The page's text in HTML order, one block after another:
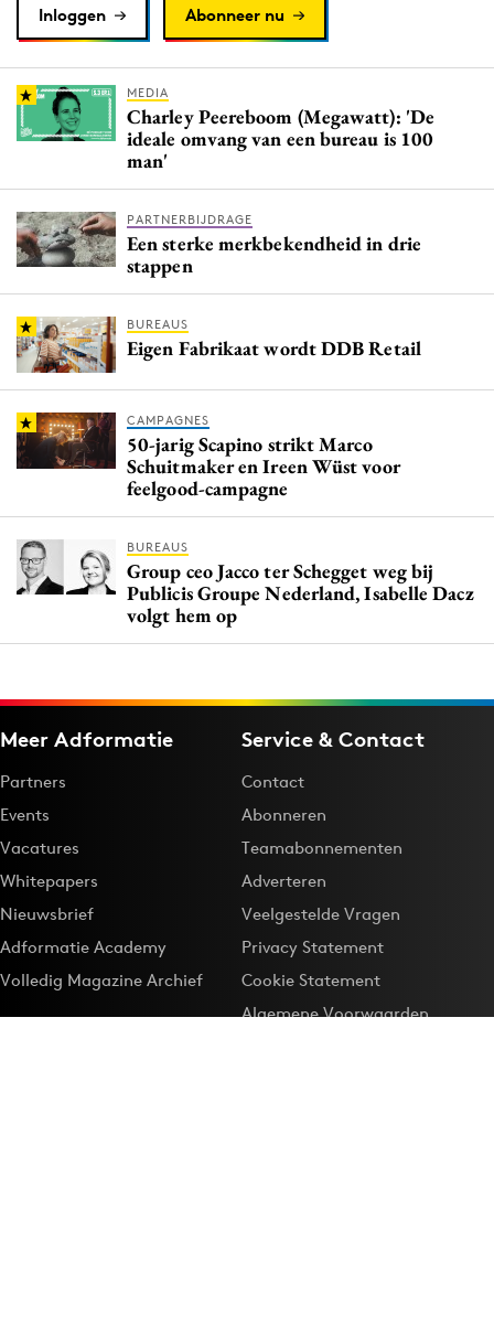
Purpose Marketing
Reputatie & crisis
Inloggen Abonneer nu
MEDIA
Charley Peereboom (Megawatt): 'De
ideale omvang van een bureau is 100
man'
PARTNERBIJDRAGE
Een sterke merkbekendheid in drie
stappen
BUREAUS
Eigen Fabrikaat wordt DDB Retail
CAMPAGNES
50-jarig Scapino strikt Marco
Schuitmaker en Ireen Wüst voor
feelgood-campagne
BUREAUS
​​​​​​​Group ceo Jacco ter Schegget weg bij
Publicis Groupe Nederland, Isabelle Dacz
volgt hem op
Meer Adformatie
Partners
Events
Vacatures
Whitepapers
Nieuwsbrief
Adformatie Academy
Volledig Magazine Archief
Service & Contact
Contact
Abonneren
Teamabonnementen
Adverteren
Veelgestelde Vragen
Privacy Statement
Cookie Statement
Algemene Voorwaarden